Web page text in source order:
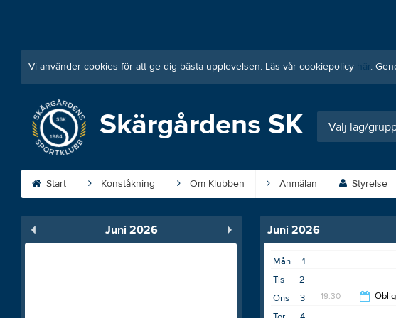
Vi använder cookies för att ge dig bästa upplevelsen. Läs vår cookiepolicy här.
Skärgårdens SK Välj lag/
Start Konståkning Om Klubben Anmälan Styrelse
Juni 2026 Juni 2026
1
Mån
2
Tis
3
Ons 19:30